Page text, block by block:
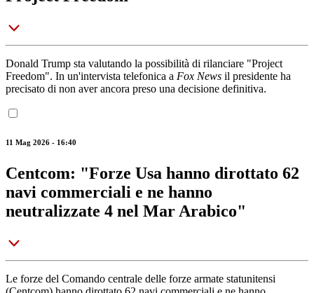
Donald Trump sta valutando la possibilità di rilanciare "Project
Freedom". In un'intervista telefonica a Fox News il presidente ha
precisato di non aver ancora preso una decisione definitiva.
11 Mag 2026 - 16:40
Centcom: "Forze Usa hanno dirottato 62
navi commerciali e ne hanno
neutralizzate 4 nel Mar Arabico"
Le forze del Comando centrale delle forze armate statunitensi